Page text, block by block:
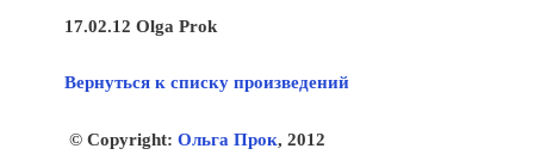
17.02.12 Olga Prok
Вернуться к списку произведений
© Copyright: Ольга Прок, 2012